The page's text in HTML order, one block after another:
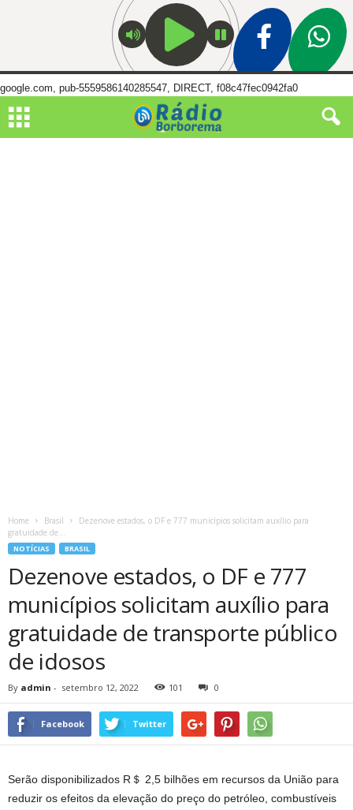
google.com, pub-5559586140285547, DIRECT, f08c47fec0942fa0
Home Brasil
Dezenove estados, o DF e 777 municípios solicitam auxílio para
gratuidade de...
NOTÍCIAS BRASIL
Dezenove estados, o DF e 777
municípios solicitam auxílio para
gratuidade de transporte público
de idosos
By admin - setembro 12, 2022 101 0
Facebook Twitter
Serão disponibilizados R＄ 2,5 bilhões em recursos da União para
reduzir os efeitos da elevação do preço do petróleo, combustíveis